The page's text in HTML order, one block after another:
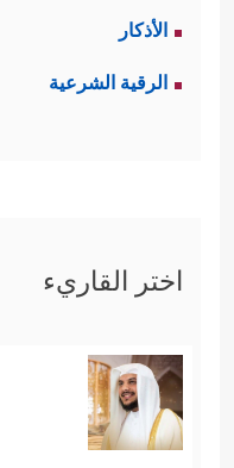
الأذكار
الرقية الشرعية
اختر القاريء